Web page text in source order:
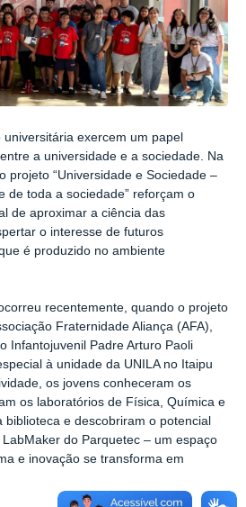
exercem um papel
a universidade e a sociedade. Na
projeto “Universidade e Sociedade –
de toda a sociedade” reforçam o
de aproximar a ciência das
o interesse de futuros
é produzido no ambiente
recentemente, quando o projeto
Fraternidade Aliança (AFA),
Infantojuvenil Padre Arturo Paoli
à unidade da UNILA no Itaipu
os jovens conheceram os
os laboratórios de Física, Química e
biblioteca e descobriram o potencial
do Parquetec – um espaço
e inovação se transforma em